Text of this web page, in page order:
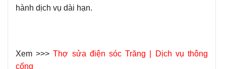
hành dịch vụ dài hạn.
Xem >>>Thợ sửa điện sóc Trăng
Dịch vụ thông
cống